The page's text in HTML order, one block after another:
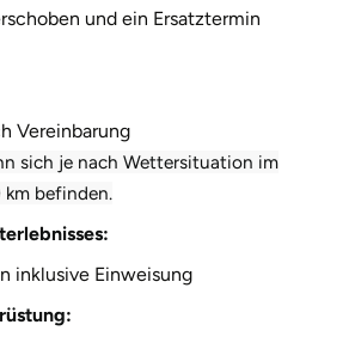
und ein Ersatztermin
Vereinbarung
sich je nach Wettersituation im
km befinden.
inklusive Einweisung